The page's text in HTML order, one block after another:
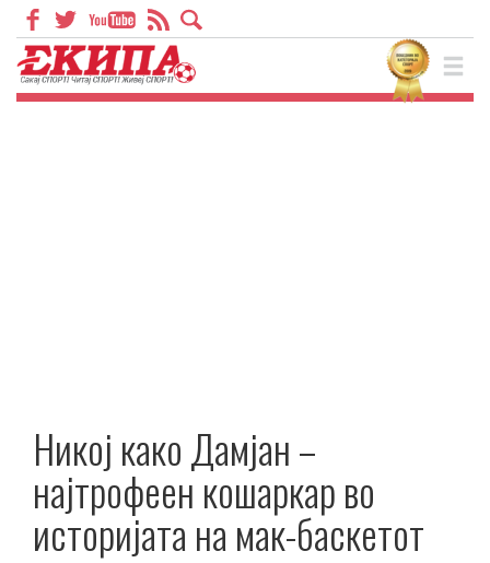
Никој како Дамјан –
најтрофеен кошаркар во
историјата на мак-баскетот